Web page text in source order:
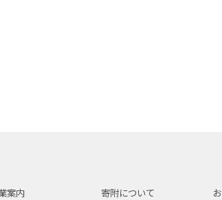
案内 寄附について